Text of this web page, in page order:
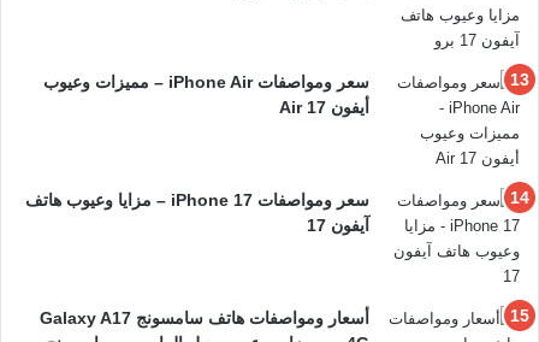
سعر ومواصفات iPhone Air – مميزات وعيوب
أيفون 17 Air
سعر ومواصفات iPhone 17 – مزايا وعيوب هاتف
آيفون 17
أسعار ومواصفات هاتف سامسونج Galaxy A17